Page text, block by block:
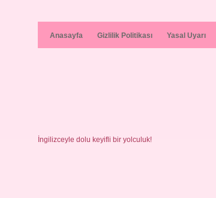
Anasayfa Gizlilik Politikası Yasal Uyarı
İngilizceyle dolu keyifli bir yolculuk!